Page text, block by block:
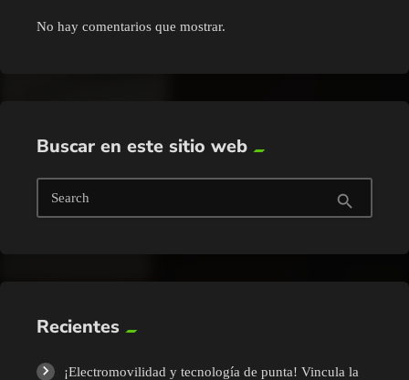
No hay comentarios que mostrar.
Buscar en este sitio web
Search search
Recientes
¡Electromovilidad y tecnología de punta! Vincula la